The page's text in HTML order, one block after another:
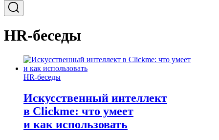
HR-беседы
HR-беседы
Искусственный интеллект
в Clickme: что умеет
и как использовать